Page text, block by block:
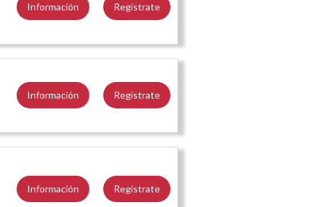
Información Regístrate
Información Regístrate
Información Regístrate